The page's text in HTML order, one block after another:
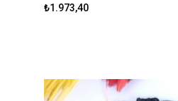
₺1.973,40